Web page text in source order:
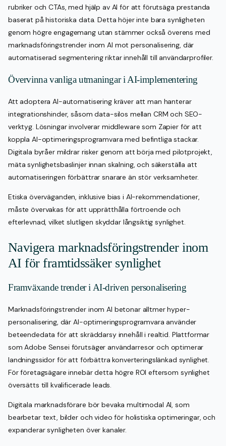
rubriker och CTAs, med hjälp av AI för att förutsäga prestanda
baserat på historiska data. Detta höjer inte bara synligheten
genom högre engagemang utan stämmer också överens med
marknadsföringstrender inom AI mot personalisering, där
automatiserad segmentering riktar innehåll till användarprofiler.
Övervinna vanliga utmaningar i AI-implementering
Att adoptera AI-automatisering kräver att man hanterar
integrationshinder, såsom data-silos mellan CRM och SEO-
verktyg. Lösningar involverar middleware som Zapier för att
koppla AI-optimeringsprogramvara med befintliga stackar.
Digitala byråer mildrar risker genom att börja med pilotprojekt,
mäta synlighetsbaslinjer innan skalning, och säkerställa att
automatiseringen förbättrar snarare än stör verksamheter.
Etiska överväganden, inklusive bias i AI-rekommendationer,
måste övervakas för att upprätthålla förtroende och
efterlevnad, vilket slutligen skyddar långsiktig synlighet.
Navigera marknadsföringstrender inom
AI för framtidssäker synlighet
Framväxande trender i AI-driven personalisering
Marknadsföringstrender inom AI betonar alltmer hyper-
personalisering, där AI-optimeringsprogramvara använder
beteendedata för att skräddarsy innehåll i realtid. Plattformar
som Adobe Sensei förutsäger användarresor och optimerar
landningssidor för att förbättra konverteringslänkad synlighet.
För företagsägare innebär detta högre ROI eftersom synlighet
översätts till kvalificerade leads.
Digitala marknadsförare bör bevaka multimodal AI, som
bearbetar text, bilder och video för holistiska optimeringar, och
expanderar synligheten över kanaler.